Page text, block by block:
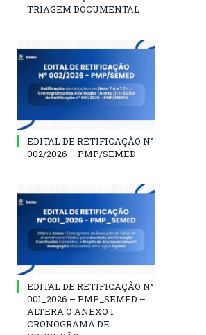
TRIAGEM DOCUMENTAL
EDITAL DE RETIFICAÇÃO N°
002/2026 – PMP/SEMED
EDITAL DE RETIFICAÇÃO N°
001_2026 – PMP_SEMED –
ALTERA O ANEXO I
CRONOGRAMA DE